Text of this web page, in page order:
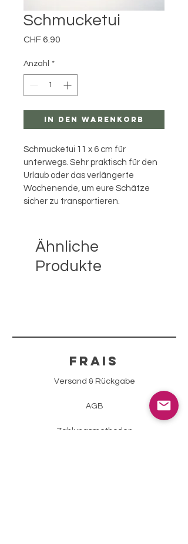
Schmucketui
CHF 6.90
Anzahl *
In den Warenkorb
Schmucketui 11 x 6 cm für
unterwegs. Sehr praktisch für den
Urlaub oder das verlängerte
Wochenende, um eure Schätze
sicher zu transportieren.
Ähnliche
Produkte
FRAIS
Versand & Rückgabe
AGB
Zahlungsmethoden